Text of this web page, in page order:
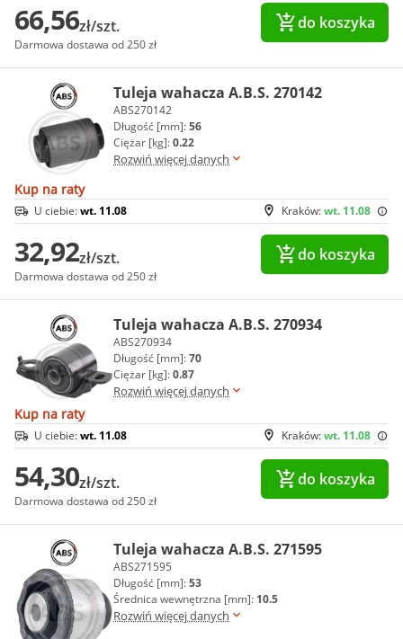
66,56zł/szt.
Darmowa dostawa od 250 zł
do koszyka
Tuleja wahacza A.B.S. 270142
ABS270142
Długość [mm]:56
Ciężar [kg]:0.22
Rozwiń więcej danych
Kup na raty
Kraków:wt. 11.08
U ciebie:wt. 11.08
32,92zł/szt.
Darmowa dostawa od 250 zł
do koszyka
Tuleja wahacza A.B.S. 270934
ABS270934
Długość [mm]:70
Ciężar [kg]:0.87
Rozwiń więcej danych
Kup na raty
Kraków:wt. 11.08
U ciebie:wt. 11.08
54,30zł/szt.
Darmowa dostawa od 250 zł
do koszyka
Tuleja wahacza A.B.S. 271595
ABS271595
Długość [mm]:53
Średnica wewnętrzna [mm]: 10.5
Rozwiń więcej danych